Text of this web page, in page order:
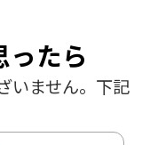
たら
いません。下記